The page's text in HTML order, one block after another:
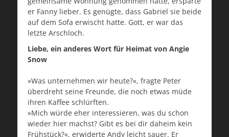
er Fanny lieber. Es genügte, dass Gabriel sie beide
auf dem Sofa erwischt hatte. Gott, er war das
letzte Arschloch.
Liebe, ein anderes Wort für Heimat von Angie
Snow
»Was unternehmen wir heute?«, fragte Peter
überdreht seine Freunde, die noch etwas müde
ihren Kaffee schlürften.
»Mich würde eher interessieren, was du schon
wieder hier machst? Gibt es bei dir daheim kein
Frühstück?«, erwiderte Andy leicht sauer. Er